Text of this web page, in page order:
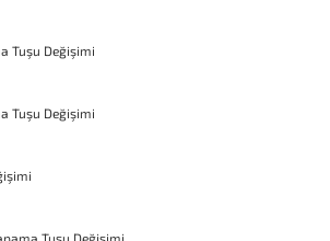
Tuşu Değişimi
Tuşu Değişimi
Tuşu Değişimi